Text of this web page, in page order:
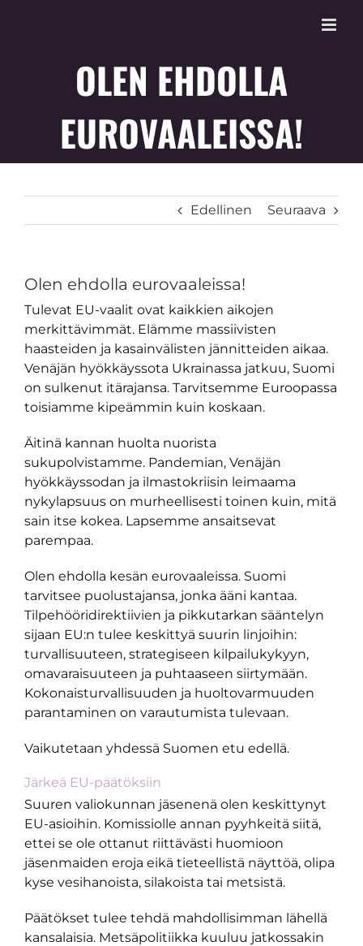
OLEN EHDOLLA
EUROVAALEISSA!
Edellinen Seuraava
Olen ehdolla eurovaaleissa!
Tulevat EU-vaalit ovat kaikkien aikojen
merkittävimmät. Elämme massiivisten
haasteiden ja kasainvälisten jännitteiden aikaa.
Venäjän hyökkäyssota Ukrainassa jatkuu, Suomi
on sulkenut itärajansa. Tarvitsemme Euroopassa
toisiamme kipeämmin kuin koskaan.
Äitinä kannan huolta nuorista
sukupolvistamme. Pandemian, Venäjän
hyökkäyssodan ja ilmastokriisin leimaama
nykylapsuus on murheellisesti toinen kuin, mitä
sain itse kokea. Lapsemme ansaitsevat
parempaa.
Olen ehdolla kesän eurovaaleissa. Suomi
tarvitsee puolustajansa, jonka ääni kantaa.
Tilpehööridirektiivien ja pikkutarkan sääntelyn
sijaan EU:n tulee keskittyä suurin linjoihin:
turvallisuuteen, strategiseen kilpailukykyyn,
omavaraisuuteen ja puhtaaseen siirtymään.
Kokonaisturvallisuuden ja huoltovarmuuden
parantaminen on varautumista tulevaan.
Vaikutetaan yhdessä Suomen etu edellä.
Järkeä EU-päätöksiin
Suuren valiokunnan jäsenenä olen keskittynyt
EU-asioihin. Komissiolle annan pyyhkeitä siitä,
ettei se ole ottanut riittävästi huomioon
jäsenmaiden eroja eikä tieteellistä näyttöä, olipa
kyse vesihanoista, silakoista tai metsistä.
Päätökset tulee tehdä mahdollisimman lähellä
kansalaisia. Metsäpolitiikka kuuluu jatkossakin